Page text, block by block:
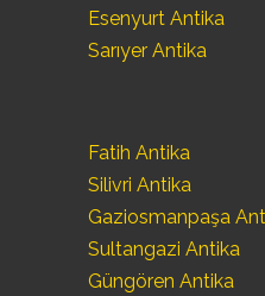
Esenyurt Antika
Sarıyer Antika
Fatih Antika
Silivri Antika
Gaziosmanpaşa
Sultangazi Antika
Güngören Antika